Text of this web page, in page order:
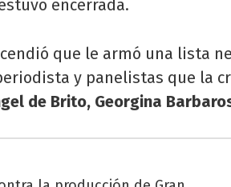
encerrada.
que le armó una lista
y panelistas que la
de Brito, Georgina